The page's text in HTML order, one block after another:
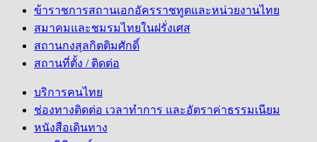
ข้าราชการสถานเอกอัครราชทูตและหน่วยงานไทย
สมาคมและชมรมไทยในฝรั่งเศส
สถานกงสุลกิตติมศักดิ์
สถานที่ตั้ง / ติดต่อ
บริการคนไทย
ช่องทางติดต่อ เวลาทำการ และอัตราค่าธรรมเนียม
หนังสือเดินทาง